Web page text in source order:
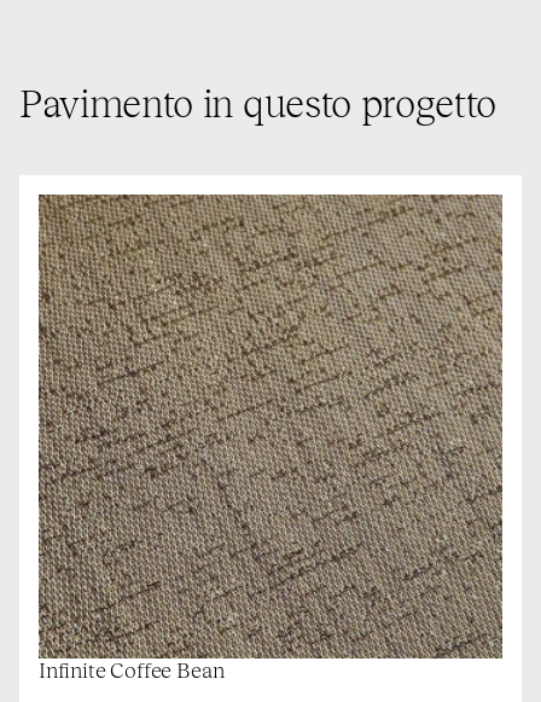
Pavimento in questo progetto
Infinite Coffee Bean